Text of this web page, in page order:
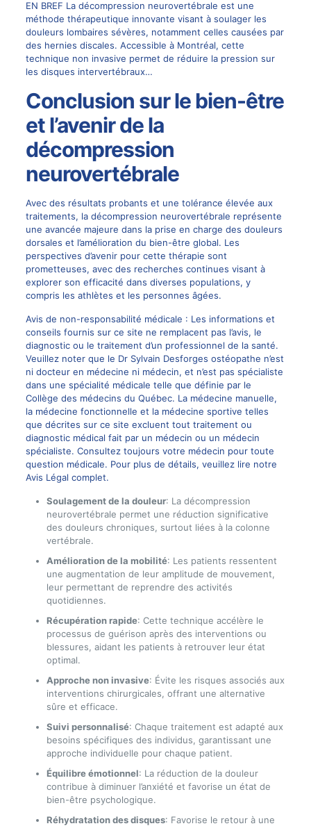
EN BREF La décompression neurovertébrale est une
méthode thérapeutique innovante visant à soulager les
douleurs lombaires sévères, notamment celles causées par
des hernies discales. Accessible à Montréal, cette
technique non invasive permet de réduire la pression sur
les disques intervertébraux…
Conclusion sur le bien-être
et l’avenir de la
décompression
neurovertébrale
Avec des résultats probants et une tolérance élevée aux
traitements, la décompression neurovertébrale représente
une avancée majeure dans la prise en charge des douleurs
dorsales et l’amélioration du bien-être global. Les
perspectives d’avenir pour cette thérapie sont
prometteuses, avec des recherches continues visant à
explorer son efficacité dans diverses populations, y
compris les athlètes et les personnes âgées.
Avis de non-responsabilité médicale : Les informations et
conseils fournis sur ce site ne remplacent pas l’avis, le
diagnostic ou le traitement d’un professionnel de la santé.
Veuillez noter que le Dr Sylvain Desforges ostéopathe n’est
ni docteur en médecine ni médecin, et n’est pas spécialiste
dans une spécialité médicale telle que définie par le
Collège des médecins du Québec. La médecine manuelle,
la médecine fonctionnelle et la médecine sportive telles
que décrites sur ce site excluent tout traitement ou
diagnostic médical fait par un médecin ou un médecin
spécialiste. Consultez toujours votre médecin pour toute
question médicale. Pour plus de détails, veuillez lire notre
Avis Légal complet.
Soulagement de la douleur: La décompression
neurovertébrale permet une réduction significative
des douleurs chroniques, surtout liées à la colonne
vertébrale.
Amélioration de la mobilité: Les patients ressentent
une augmentation de leur amplitude de mouvement,
leur permettant de reprendre des activités
quotidiennes.
Récupération rapide: Cette technique accélère le
processus de guérison après des interventions ou
blessures, aidant les patients à retrouver leur état
optimal.
Approche non invasive: Évite les risques associés aux
interventions chirurgicales, offrant une alternative
sûre et efficace.
Suivi personnalisé: Chaque traitement est adapté aux
besoins spécifiques des individus, garantissant une
approche individuelle pour chaque patient.
Équilibre émotionnel: La réduction de la douleur
contribue à diminuer l’anxiété et favorise un état de
bien-être psychologique.
Réhydratation des disques: Favorise le retour à une